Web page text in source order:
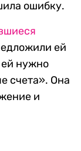
ошибку.
ей
ей нужно
счета». Она
и